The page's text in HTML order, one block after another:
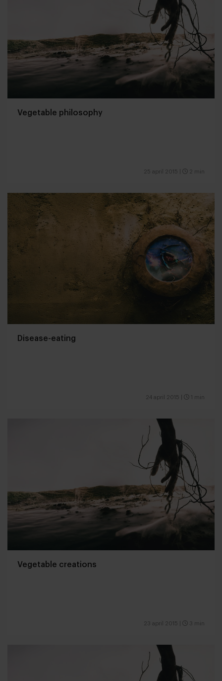
Vegetable philosophy
25 april 2015 2 min
Disease-eating
24 april 2015 1 min
Vegetable creations
23 april 2015 3 min